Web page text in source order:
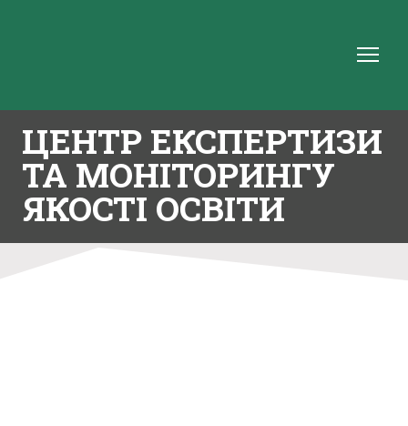
ЦЕНТР ЕКСПЕРТИЗИ
ТА МОНІТОРИНГУ
ЯКОСТІ ОСВІТИ